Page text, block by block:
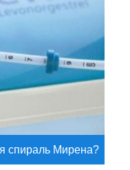
спираль Мирена?